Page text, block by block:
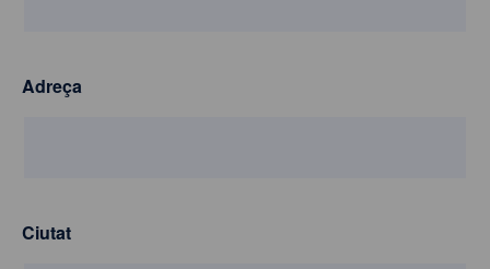
Adreça
Ciutat